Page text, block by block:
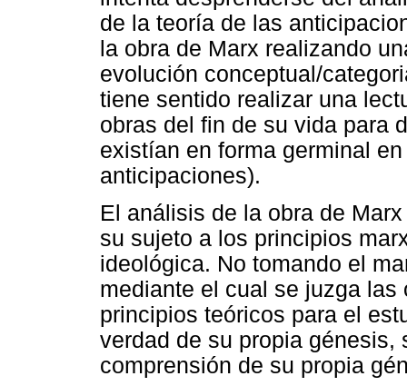
de la teoría de las
la obra de Marx realizando
evolución conceptual/
tiene sentido realizar una
obras del fin de su vida para
existían en forma germinal
anticipaciones).
El análisis de la obra de
su sujeto a los principios
ideológica. No tomando el
mediante el cual se juzga
principios teóricos para el
verdad de su propia génesis,
comprensión de su propia